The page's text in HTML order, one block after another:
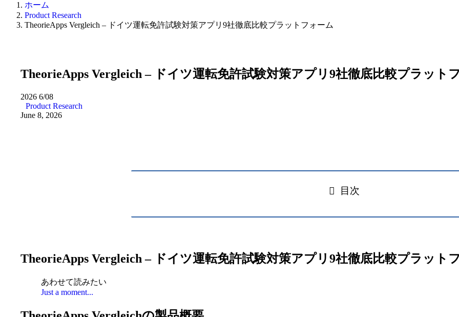
ホーム
Product Research
TheorieApps Vergleich – ドイツ運転免許試験対策アプリ9社徹底比較プラットフォーム
TheorieApps Vergleich – ドイツ運転免許試験対策アプリ9社徹底比較プラット
2026 6/08
Product Research
June 8, 2026
目次
TheorieApps Vergleich – ドイツ運転免許試験対策アプリ9社徹底比較プラット
あわせて読みたい
Just a moment...